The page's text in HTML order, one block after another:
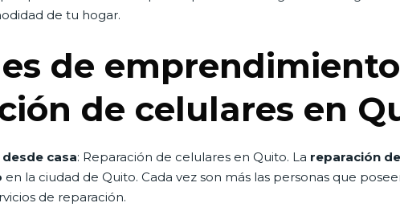
de tu hogar.
de
de celulares en
casa: Reparación de celulares en Quito. La reparación
en la ciudad de Quito. Cada vez son más las personas que
de reparación.